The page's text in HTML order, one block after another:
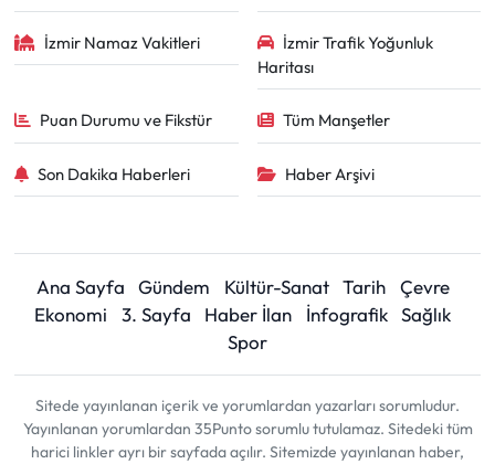
İzmir Namaz Vakitleri
İzmir Trafik Yoğunluk
Haritası
Puan Durumu ve Fikstür Tüm Manşetler
Son Dakika Haberleri Haber Arşivi
Ana Sayfa Gündem Kültür-Sanat Tarih
Çevre
Ekonomi
3. Sayfa Haber İlan İnfografik Sağlık
Spor
Sitede yayınlanan içerik ve yorumlardan yazarları sorumludur.
Yayınlanan yorumlardan 35Punto sorumlu tutulamaz. Sitedeki tüm
harici linkler ayrı bir sayfada açılır. Sitemizde yayınlanan haber,